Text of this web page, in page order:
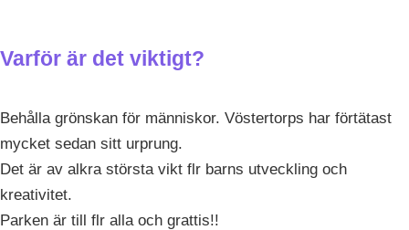
Varför är det viktigt?
Behålla grönskan för människor. Vöstertorps har förtätast
mycket sedan sitt urprung.
Det är av alkra största vikt flr barns utveckling och
kreativitet.
Parken är till flr alla och grattis!!